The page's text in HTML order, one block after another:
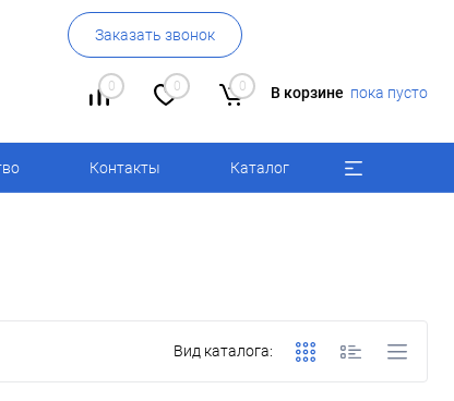
Заказать звонок
0 0 0 В корзине пока пусто
Контакты Каталог
Вид каталога: